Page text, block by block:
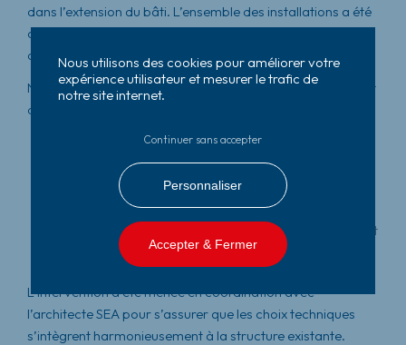
dans l’extension du bâti. L’ensemble des installations a été
conçu sur mesure, pour répondre aux besoins actuels des
occupants tout en anticipant leur confort à long terme.
Nous avons réalisé l’ensemble des travaux de plomberie et
d’électricité sur cette extension. Cela inclut :
le dimensionnement et la pose des circuits électriques
l’installation d’équipements adaptés aux usages
modernes (prises, éclairage, domotique)
la mise en œuvre d’un réseau de plomberie performant et
pensé pour durer.
L’intervention a été menée en coordination avec
l’architecte SEA pour s’assurer que les choix techniques
s’intègrent harmonieusement à la structure existante.
Nous utilisons des cookies pour améliorer votre
expérience utilisateur et mesurer le trafic de
notre site internet.
Accepter & Fermer
Continuer sans accepter
Personnaliser